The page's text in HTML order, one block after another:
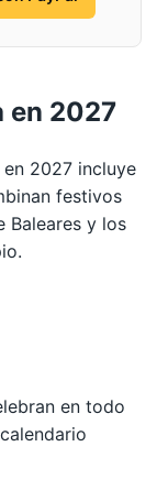
en 2027
2027 incluye
festivos
Baleares y los
en todo